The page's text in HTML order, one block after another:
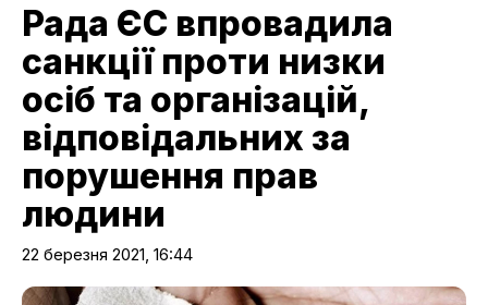
Рада ЄС впровадила
санкції проти низки
осіб та організацій,
відповідальних за
порушення прав
людини
22 березня 2021, 16:44